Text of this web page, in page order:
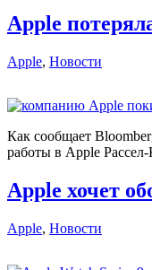
Apple
Apple, Новости
Как сообщает
работы в Apple
Apple хочет
Apple, Новости